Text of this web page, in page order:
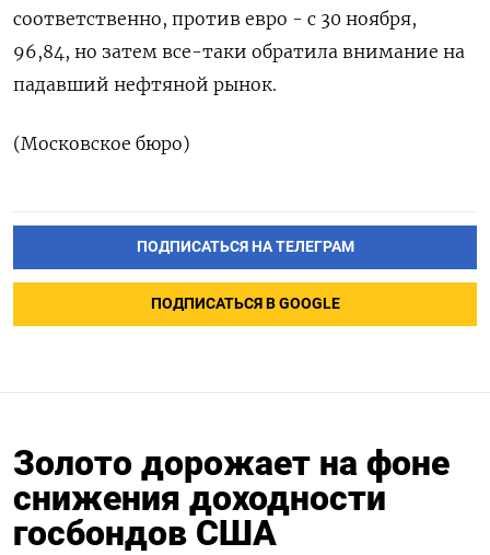
соответственно, против евро - с 30 ноября,
96,84, но затем все-таки обратила внимание на
падавший нефтяной рынок.
(Московское бюро)
ПОДПИСАТЬСЯ НА ТЕЛЕГРАМ
ПОДПИСАТЬСЯ В GOOGLE
Золото дорожает на фоне
снижения доходности
госбондов США